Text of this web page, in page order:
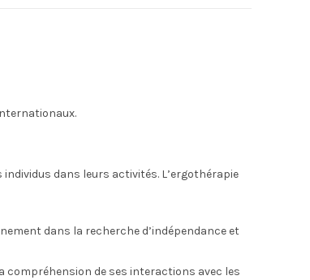
dans leurs activités. L’ergothérapie
dans la recherche d’indépendance et
compréhension de ses interactions avec les